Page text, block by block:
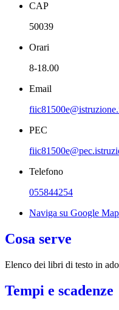
CAP
50039
Orari
8-18.00
Email
PEC
Telefono
055844254
Naviga su Google
Cosa serve
Elenco dei libri di testo in
Tempi e scadenze